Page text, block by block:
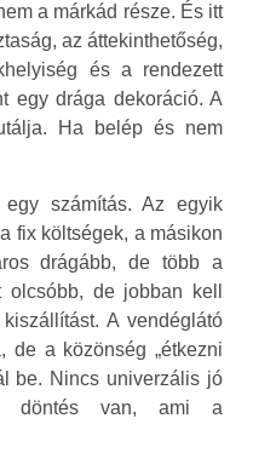
a márkád része. És itt
az áttekinthetőség,
és a rendezett
egy drága dekoráció. A
Ha belép és nem
számítás. Az egyik
fix költségek, a másikon
drágább, de több a
de jobban kell
A vendéglátó
de a közönség „étkezni
be. Nincs univerzális jó
döntés van, ami a